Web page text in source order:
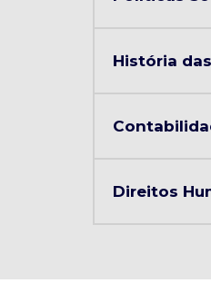
História
Direitos